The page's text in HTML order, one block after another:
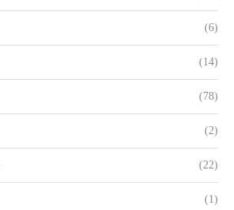
(6)
(14)
(78)
(2)
(22)
(1)